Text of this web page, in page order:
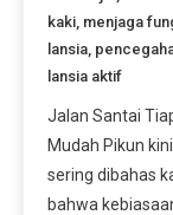
kaki menjaga
lansia
lansia aktif
Jalan Santai
Mudah Pikun
sering dibahas
bahwa